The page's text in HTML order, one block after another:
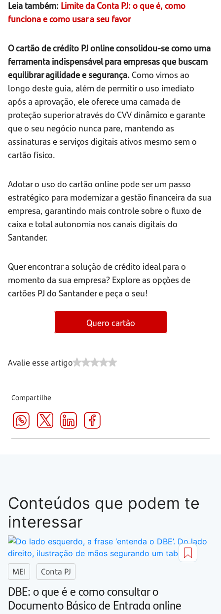
Leia também: Limite da Conta PJ: o que é, como
funciona e como usar a seu favor
O cartão de crédito PJ online consolidou-se como uma
ferramenta indispensável para empresas que buscam
equilibrar agilidade e segurança. Como vimos ao
longo deste guia, além de permitir o uso imediato
após a aprovação, ele oferece uma camada de
proteção superior através do CVV dinâmico e garante
que o seu negócio nunca pare, mantendo as
assinaturas e serviços digitais ativos mesmo sem o
cartão físico.
Adotar o uso do cartão online pode ser um passo
estratégico para modernizar a gestão financeira da sua
empresa, garantindo mais controle sobre o fluxo de
caixa e total autonomia nos canais digitais do
Santander.
Quer encontrar a solução de crédito ideal para o
momento da sua empresa? Explore as opções de
cartões PJ do Santander e peça o seu!
Quero cartão
Avalie esse artigo
Compartilhe
Conteúdos que podem te
interessar
MEI Conta PJ
DBE: o que é e como consultar o
Documento Básico de Entrada online